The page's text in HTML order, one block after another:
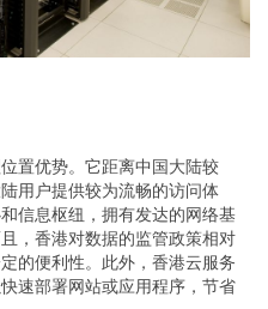
优势。它距离中国大陆较
用户提供较为流畅的访问体
信息枢纽，拥有发达的网络基
，香港对数据的监管政策相对
的便利性。此外，香港云服务
速部署网站或应用程序，节省